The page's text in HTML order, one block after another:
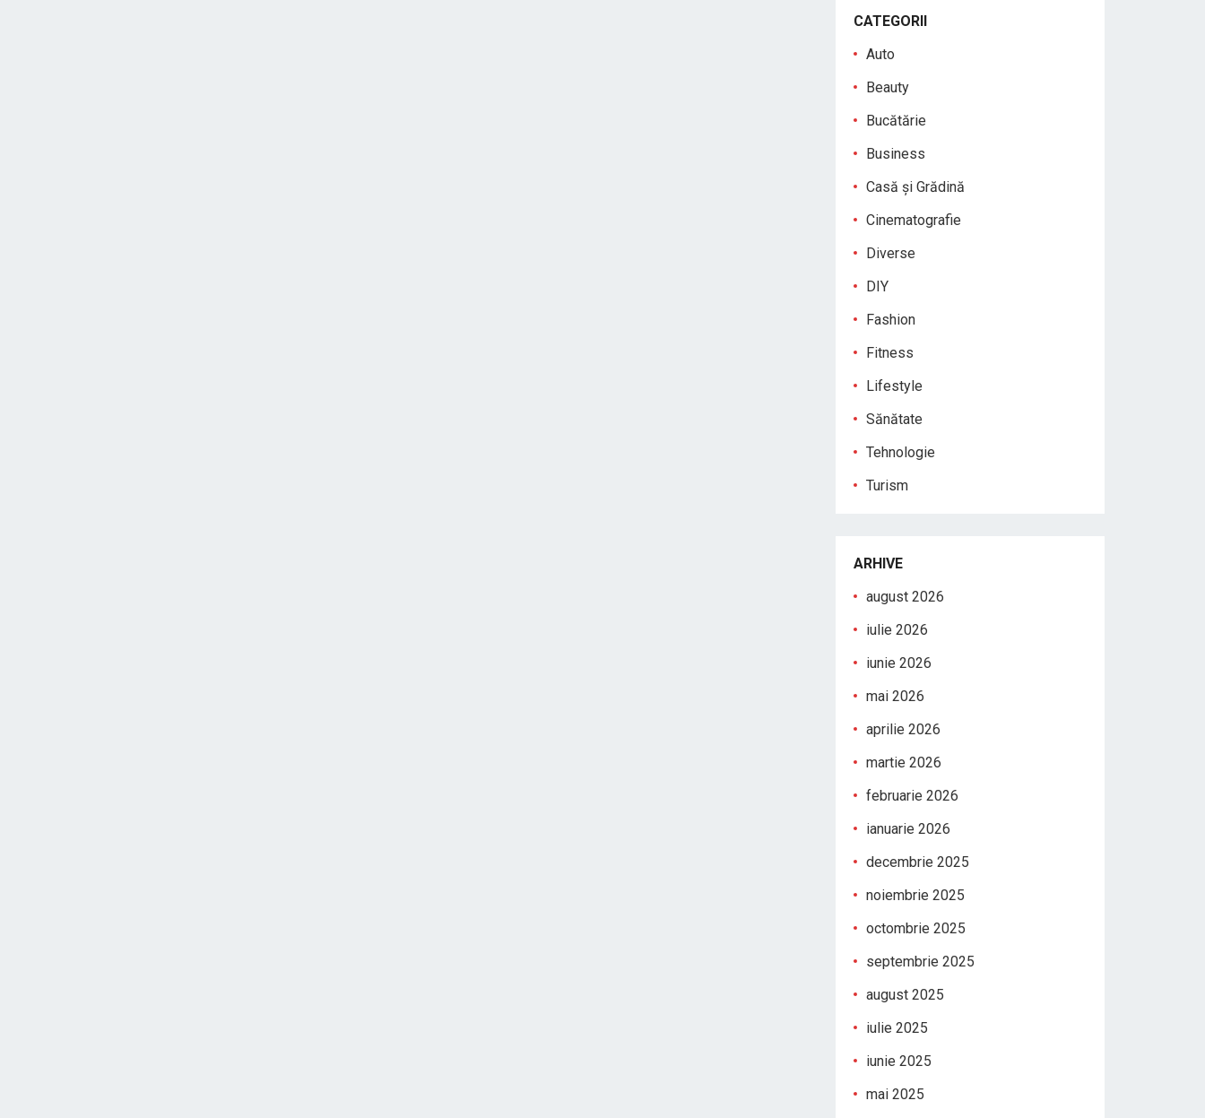
CATEGORII
Auto
Beauty
Bucătărie
Business
Casă și Grădină
Cinematografie
Diverse
DIY
Fashion
Fitness
Lifestyle
Sănătate
Tehnologie
Turism
ARHIVE
august 2026
iulie 2026
iunie 2026
mai 2026
aprilie 2026
martie 2026
februarie 2026
ianuarie 2026
decembrie 2025
noiembrie 2025
octombrie 2025
septembrie 2025
august 2025
iulie 2025
iunie 2025
mai 2025